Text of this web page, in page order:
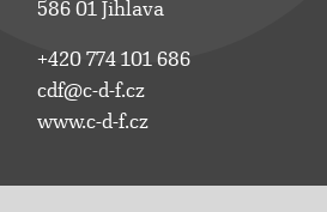
586 01 Jihlava
+420 774 101 686
cdf@c-d-f.cz
www.c-d-f.cz